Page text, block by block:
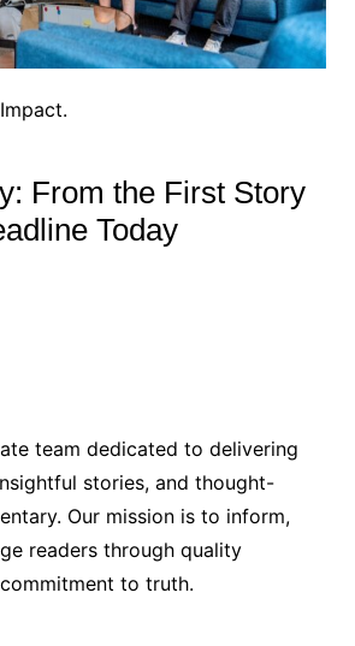
From the First Story
Today
team dedicated to delivering
stories, and thought-
Our mission is to inform,
readers through quality
to truth.